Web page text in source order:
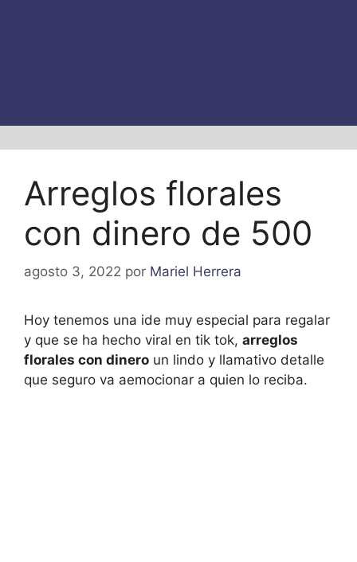
Arreglos florales
con dinero de 500
agosto 3, 2022 por Mariel Herrera
Hoy tenemos una ide muy especial para regalar
y que se ha hecho viral en tik tok, arreglos
florales con dinero un lindo y llamativo detalle
que seguro va aemocionar a quien lo reciba.